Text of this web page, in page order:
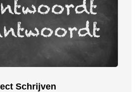
Schrijven